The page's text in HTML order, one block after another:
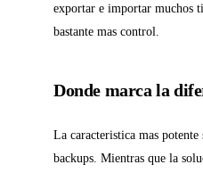
exportar e importar muchos
bastante mas control.
Donde marca la
La caracteristica mas
backups. Mientras que la